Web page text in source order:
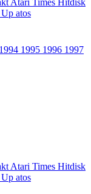
Atari Times Hitdisk
Up atos
1994 1995 1996 1997
Atari Times Hitdisk
Up atos